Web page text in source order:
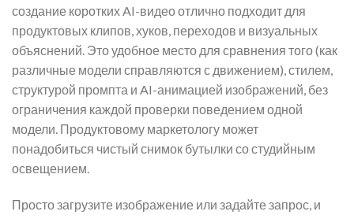
создание коротких AI-видео отлично подходит для
продуктовых клипов, хуков, переходов и визуальных
объяснений. Это удобное место для сравнения того (как
различные модели справляются с движением), стилем,
структурой промпта и AI-анимацией изображений, без
ограничения каждой проверки поведением одной
модели. Продуктовому маркетологу может
понадобиться чистый снимок бутылки со студийным
освещением.
Просто загрузите изображение или задайте запрос, и